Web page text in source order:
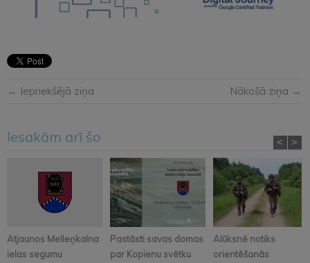
← Iepriekšējā ziņa Nākošā ziņa →
Iesakām arī šo
Atjaunos Melleņkalna
ielas segumu
Pastāsti savas domas
par Kopienu svētku
Alūksnē notiks
orientēšanās
< >